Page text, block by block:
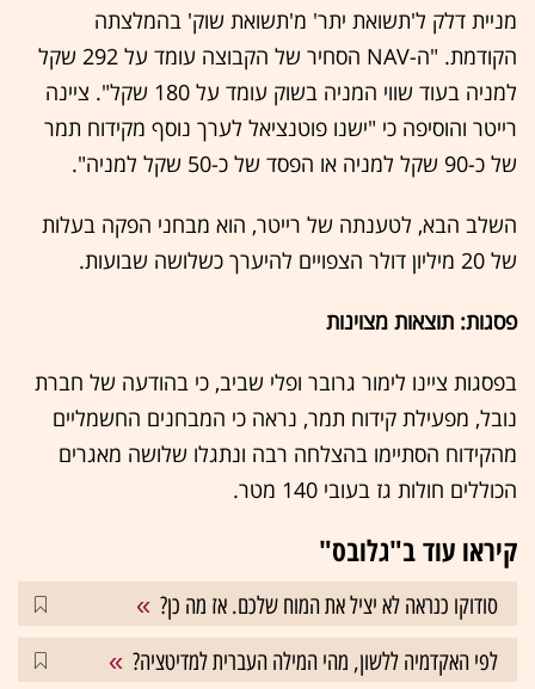
מניית דלק ל'תשואת יתר' מ'תשואת שוק' בהמלצתה
הקודמת. "ה-NAV הסחיר של הקבוצה עומד על 292 שקל
למניה בעוד שווי המניה בשוק עומד על 180 שקל". ציינה
רייטר והוסיפה כי "ישנו פוטנציאל לערך נוסף מקידוח תמר
של כ-90 שקל למניה או הפסד של כ-50 שקל למניה".
השלב הבא, לטענתה של רייטר, הוא מבחני הפקה בעלות
של 20 מיליון דולר הצפויים להיערך כשלושה שבועות.
פסגות: תוצאות מצוינות
בפסגות ציינו לימור גרובר ופלי שביב, כי בהודעה של חברת
נובל, מפעילת קידוח תמר, נראה כי המבחנים החשמליים
מהקידוח הסתיימו בהצלחה רבה ונתגלו שלושה מאגרים
הכוללים חולות גז בעובי 140 מטר.
קיראו עוד ב"גלובס"
סודוקו כנראה לא יציל את המוח שלכם. אז מה כן?
לפי האקדמיה ללשון, מהי המילה העברית למדיטציה?